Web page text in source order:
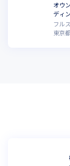
オウ
ディ
フル
東京都